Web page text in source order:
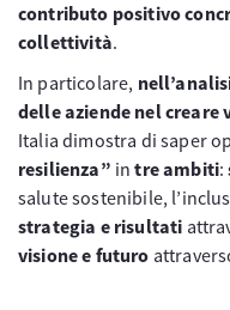
contributo positivo
collettività.
In particolare,
delle aziende nel creare
Italia dimostra di saper
resilienza” intre ambiti:
salute sostenibile,
strategia e risultati
visione e futuro